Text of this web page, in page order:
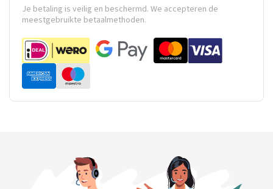
Je betaling is veilig en beschermd. We accepteren de
meestgebruikte betaalmethoden.